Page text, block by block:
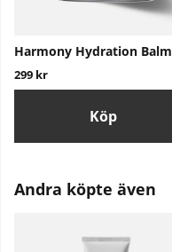
Harmony Hydration Balm
299 kr
Köp
Andra köpte även